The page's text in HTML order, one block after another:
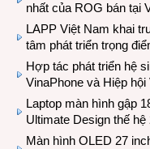
nhất của ROG bán tại
LAPP Việt Nam khai
tâm phát triển trọng
Hợp tác phát triển hệ
VinaPhone và Hiệp hội
Laptop màn hình gập
Ultimate Design thế
Màn hình OLED 27